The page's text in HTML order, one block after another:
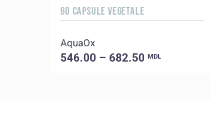
60 CAPSULE VEGETALE
AquaOx
546.00 – 682.50MDL